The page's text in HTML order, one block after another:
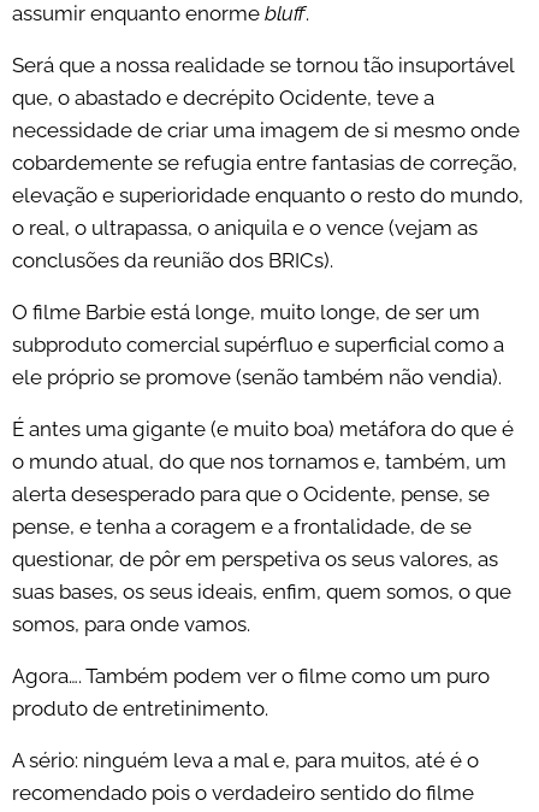
assumir enquanto enorme bluff.
Será que a nossa realidade se tornou tão insuportável
que, o abastado e decrépito Ocidente, teve a
necessidade de criar uma imagem de si mesmo onde
cobardemente se refugia entre fantasias de correção,
elevação e superioridade enquanto o resto do mundo,
o real, o ultrapassa, o aniquila e o vence (vejam as
conclusões da reunião dos BRICs).
O filme Barbie está longe, muito longe, de ser um
subproduto comercial supérfluo e superficial como a
ele próprio se promove (senão também não vendia).
É antes uma gigante (e muito boa) metáfora do que é
o mundo atual, do que nos tornamos e, também, um
alerta desesperado para que o Ocidente, pense, se
pense, e tenha a coragem e a frontalidade, de se
questionar, de pôr em perspetiva os seus valores, as
suas bases, os seus ideais, enfim, quem somos, o que
somos, para onde vamos.
Agora…. Também podem ver o filme como um puro
produto de entretinimento.
A sério: ninguém leva a mal e, para muitos, até é o
recomendado pois o verdadeiro sentido do filme